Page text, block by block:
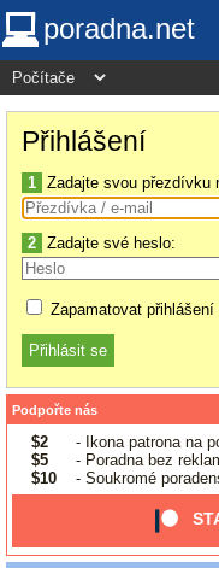
poradna.net
Přihlášení
1 Zadajte svou přezdívku
2 Zadajte své heslo:
Zapamatovat
Podpořte nás
$2
- Ikona patrona na
$5
- Poradna bez
$10
- Soukromé